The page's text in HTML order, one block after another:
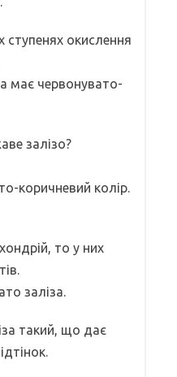
ступенях окислення
має червонувато-
залізо?
коричневий колір.
то у них
заліза.
такий, що дає